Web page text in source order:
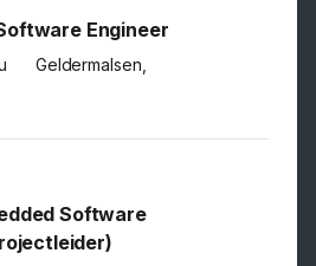
Engineer
Geldermalsen,
Software